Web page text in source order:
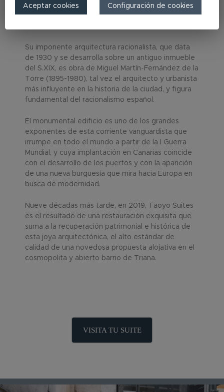
antiguo de Vegueta-Triana, núcleo fundacional de
la ‘siempre moderna’ ciudad de Las Palmas de Gran
Su imponente arquitectura racionalista, que data
de 1930 y se desarrolla sobre un antiguo inmueble
del S.XIX, es obra de Miguel Martín-Fernández de la
Torre (1895-1980), tal vez el arquitecto y urbanista
más influyente en la historia de la ciudad, y figura
fundamental del racionalismo español.
El monumental edificio es uno de los grandes
exponentes de esta corriente vanguardista que
irrumpe en todo el mundo a partir de la I Guerra
Mundial, y cuya implantación en Canarias coincide
con el desarrollo de los puertos y con la aparición
de una nueva burguesía que mira hacia Europa en
busca de modernidad.
Nueve décadas más tarde, en 2019, Taoyo Suites
es el resultado de una restauración exquisita que
suma a la recuperación patrimonial e histórica de
esta joya arquitectónica, el alto estándar de
calidad de una novedosa propuesta alojativa en el
cosmopolita y abierto barrio de Triana.
VISITA TU SUITE
Aceptar cookies Configuración de cookies